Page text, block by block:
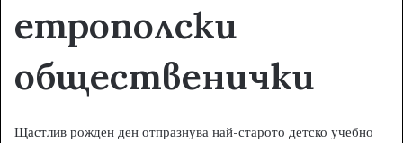
етрополски
общественички
Щастлив рожден ден отпразнува най-старото детско учебно